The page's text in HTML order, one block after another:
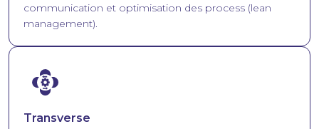
communication et optimisation des process (lean
management).
Image
Transverse